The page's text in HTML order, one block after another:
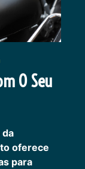
O Seu
da
oferece
para